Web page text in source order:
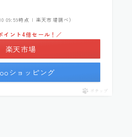
09:59時点 | 楽天市場調べ）
イント4倍セール！／
楽天市場
ショッピング
ポチップ